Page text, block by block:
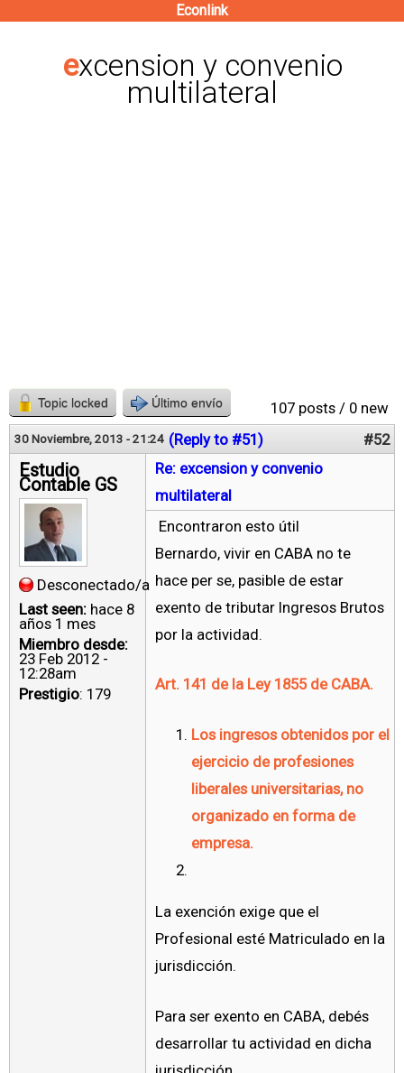
contenido
principal
Econlink
excension y convenio
multilateral
107 posts / 0 new
Topic locked Último envío
30 Noviembre, 2013 - 21:24 (Reply to #51) #52
Estudio
Contable GS
Desconectado/a
Last seen: hace 8
años 1 mes
Miembro desde:
23 Feb 2012 -
12:28am
Prestigio: 179
Re: excension y convenio
multilateral
Encontraron esto útil
Bernardo, vivir en CABA no te
hace per se, pasible de estar
exento de tributar Ingresos Brutos
por la actividad.
Art. 141 de la Ley 1855 de CABA.
Los ingresos obtenidos por el
ejercicio de profesiones
liberales universitarias, no
organizado en forma de
empresa.
La exención exige que el
Profesional esté Matriculado en la
jurisdicción.
Para ser exento en CABA, debés
desarrollar tu actividad en dicha